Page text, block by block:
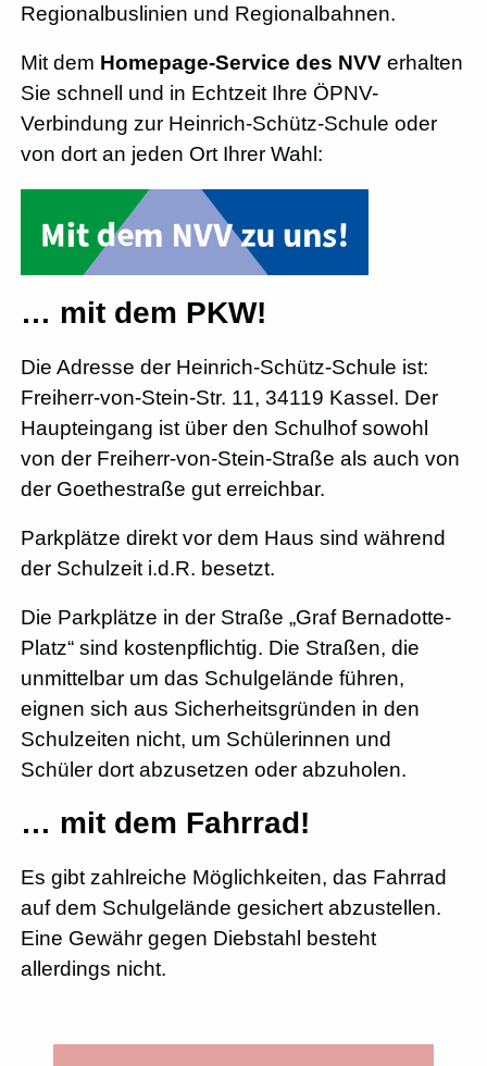
Regionalbuslinien und Regionalbahnen.
Mit dem Homepage-Service des NVV erhalten
Sie schnell und in Echtzeit Ihre ÖPNV-
Verbindung zur Heinrich-Schütz-Schule oder
von dort an jeden Ort Ihrer Wahl:
… mit dem PKW!
Die Adresse der Heinrich-Schütz-Schule ist:
Freiherr-von-Stein-Str. 11, 34119 Kassel. Der
Haupteingang ist über den Schulhof sowohl
von der Freiherr-von-Stein-Straße als auch von
der Goethestraße gut erreichbar.
Parkplätze direkt vor dem Haus sind während
der Schulzeit i.d.R. besetzt.
Die Parkplätze in der Straße „Graf Bernadotte-
Platz“ sind kostenpflichtig. Die Straßen, die
unmittelbar um das Schulgelände führen,
eignen sich aus Sicherheitsgründen in den
Schulzeiten nicht, um Schülerinnen und
Schüler dort abzusetzen oder abzuholen.
… mit dem Fahrrad!
Es gibt zahlreiche Möglichkeiten, das Fahrrad
auf dem Schulgelände gesichert abzustellen.
Eine Gewähr gegen Diebstahl besteht
allerdings nicht.